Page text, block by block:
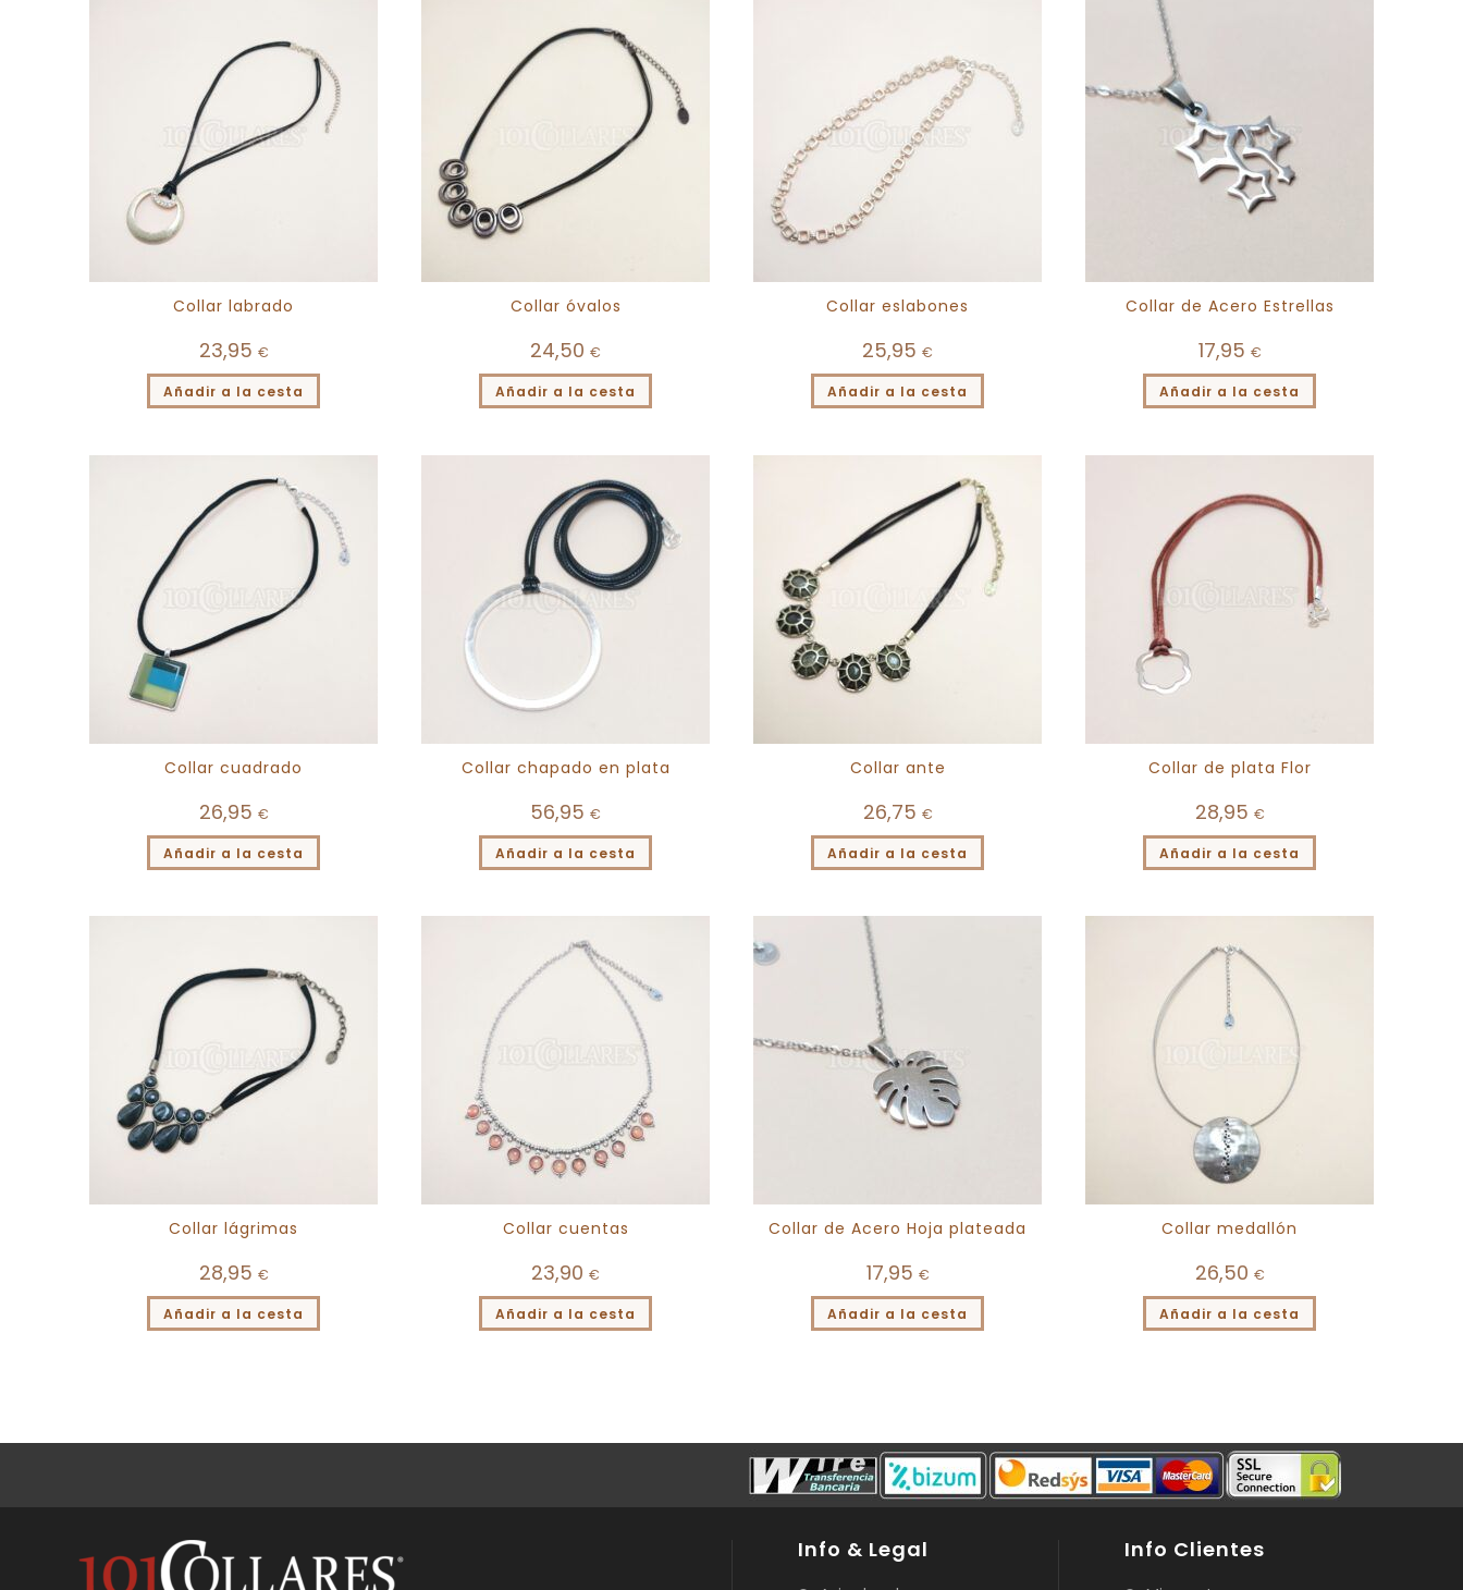
Collar labrado
23,95 €
Añadir a la cesta
Collar óvalos
24,50 €
Añadir a la cesta
Collar eslabones
25,95 €
Añadir a la cesta
Collar de Acero Estrellas
17,95 €
Añadir a la cesta
Collar cuadrado
26,95 €
Añadir a la cesta
Collar chapado en plata
56,95 €
Añadir a la cesta
Collar ante
26,75 €
Añadir a la cesta
Collar de plata Flor
28,95 €
Añadir a la cesta
Collar lágrimas
28,95 €
Añadir a la cesta
Collar cuentas
23,90 €
Añadir a la cesta
Collar de Acero Hoja plateada
17,95 €
Añadir a la cesta
Collar medallón
26,50 €
Añadir a la cesta
Info & Legal Info Clientes